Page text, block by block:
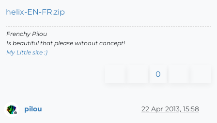
helix-EN-FR.zip
Frenchy Pilou
Is beautiful that please without concept!
My Little site :)
0
Offline
pilou 22 Apr 2013, 15:58